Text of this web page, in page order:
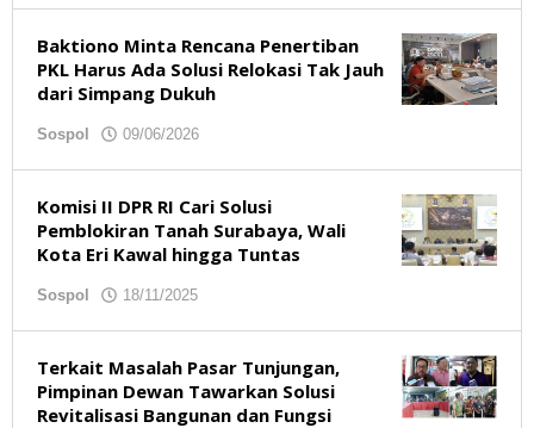
Baktiono Minta Rencana Penertiban
PKL Harus Ada Solusi Relokasi Tak Jauh
dari Simpang Dukuh
Sospol 09/06/2026
Komisi II DPR RI Cari Solusi
Pemblokiran Tanah Surabaya, Wali
Kota Eri Kawal hingga Tuntas
Sospol 18/11/2025
Terkait Masalah Pasar Tunjungan,
Pimpinan Dewan Tawarkan Solusi
Revitalisasi Bangunan dan Fungsi